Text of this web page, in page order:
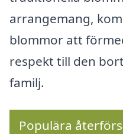
arrangemang,
blommor att
respekt till den
familj.
Populära